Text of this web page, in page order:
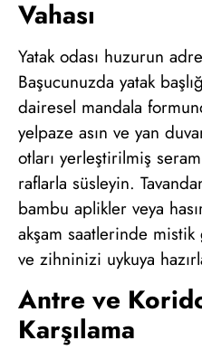
Vahası
Yatak odası huzurun
Başucunuzda yatak
dairesel mandala
yelpaze asın ve yan
otları yerleştirilmiş
raflarla süsleyin.
bambu aplikler veya
akşam saatlerinde
ve zihninizi uykuya
Antre ve
Karşılama